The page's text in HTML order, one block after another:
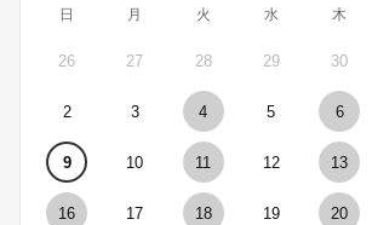
日 月 火 水 木
26 27 28 29 30
2 3 4 5 6
9 10 11 12 13
16 17 18 19 20